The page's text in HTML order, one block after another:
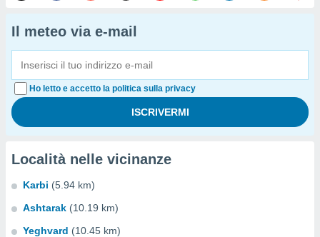
Il meteo via e-mail
Ho letto e accetto la politica sulla privacy
Località nelle vicinanze
Karbi (5.94 km)
Ashtarak (10.19 km)
Yeghvard (10.45 km)